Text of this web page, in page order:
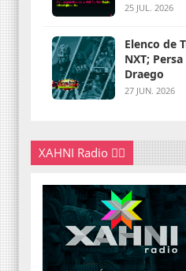
25 JUL. 2026
Elenco de
NXT; Persa pierde máscara ante
Draego
27 JUN. 2026
XAHNI Radio 👇🏽